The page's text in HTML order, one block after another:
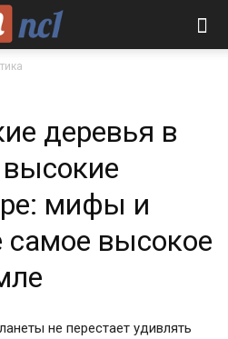
деревья в
мифы и
самое высокое
не перестает удивлять